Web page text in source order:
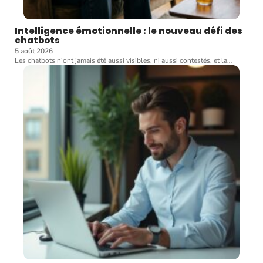
Intelligence émotionnelle : le nouveau défi des
chatbots
5 août 2026
Les chatbots n’ont jamais été aussi visibles, ni aussi contestés, et la…